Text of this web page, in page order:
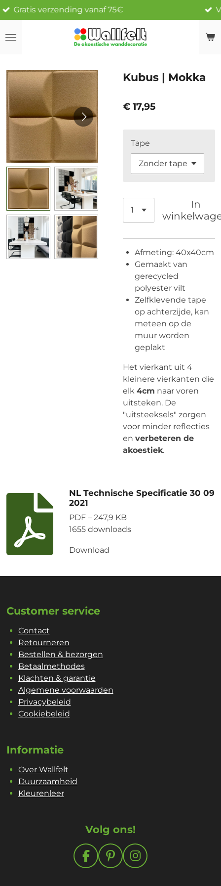
Ga
direct
naar
Vandaag besteld, morgen
Kubus | Mokka
€ 17,95
Tape
In
Afmeting: 40x40cm
Gemaakt van
gerecycled
polyester vilt
Zelfklevende tape
op achterzijde, kan
meteen op de
muur worden
geplakt
Het vierkant uit 4
kleinere vierkanten die
elk 4cm naar voren
uitsteken. De
"uitsteeksels" zorgen
voor minder reflecties
en verbeteren de
akoestiek.
NL Technische Specificatie 30 09
2021
PDF – 247,9 KB
1655 downloads
Download
Customer service
Contact
Retourneren
Bestellen & bezorgen
Betaalmethodes
Klachten & garantie
Algemene voorwaarden
Privacybeleid
Cookiebeleid
Informatie
Over Wallfelt
Duurzaamheid
Kleurenleer
Volg ons!
F
P
I